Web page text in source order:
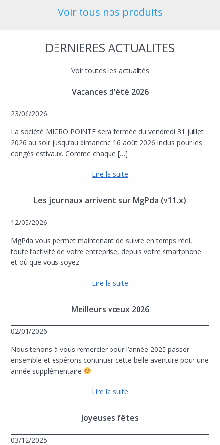
Voir tous nos produits
DERNIERES ACTUALITES
Voir toutes les actualités
Vacances d’été 2026
23/06/2026
La société MICRO POINTE sera fermée du vendredi 31 juillet
2026 au soir jusqu’au dimanche 16 août 2026 inclus pour les
congés estivaux. Comme chaque […]
Lire la suite
Les journaux arrivent sur MgPda (v11.x)
12/05/2026
MgPda vous permet maintenant de suivre en temps réel,
toute l’activité de votre entreprise, depuis votre smartphone
et où que vous soyez
Lire la suite
Meilleurs vœux 2026
02/01/2026
Nous tenons à vous remercier pour l’année 2025 passer
ensemble et espérons continuer cette belle aventure pour une
année supplémentaire
Lire la suite
Joyeuses fêtes
03/12/2025